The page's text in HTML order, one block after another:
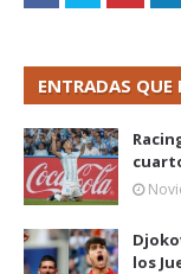
ENTRADAS QUE
los